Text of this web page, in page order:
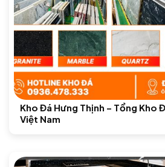
Kho Đá Hưng Thịnh – Tổng Kho
Việt Nam